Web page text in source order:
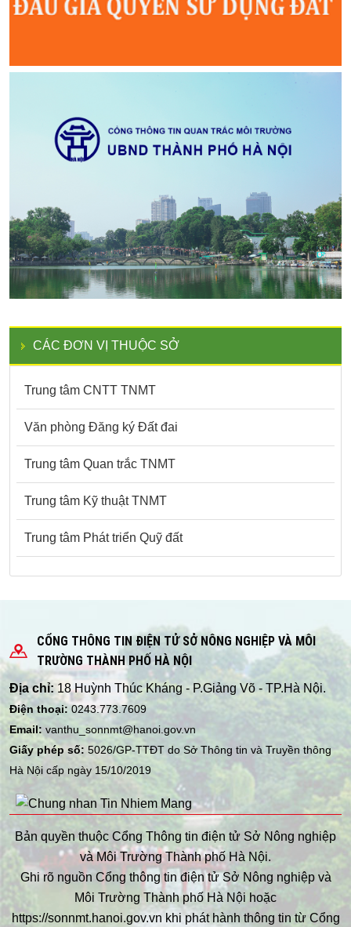
CÁC ĐƠN VỊ THUỘC SỞ
Trung tâm CNTT TNMT
Văn phòng Đăng ký Đất đai
Trung tâm Quan trắc TNMT
Trung tâm Kỹ thuật TNMT
Trung tâm Phát triển Quỹ đất
CỔNG THÔNG TIN ĐIỆN TỬ SỞ NÔNG NGHIỆP VÀ MÔI
TRƯỜNG THÀNH PHỐ HÀ NỘI
Địa chỉ: 18 Huỳnh Thúc Kháng - P.Giảng Võ - TP.Hà Nội.
Điện thoại: 0243.773.7609
Email: vanthu_sonnmt@hanoi.gov.vn
Giấy phép số: 5026/GP-TTĐT do Sở Thông tin và Truyền thông
Hà Nội cấp ngày 15/10/2019
Bản quyền thuộc Cổng Thông tin điện tử Sở Nông nghiệp
và Môi Trường Thành phố Hà Nội.
Ghi rõ nguồn Cổng thông tin điện tử Sở Nông nghiệp và
Môi Trường Thành phố Hà Nội hoặc
https://sonnmt.hanoi.gov.vn khi phát hành thông tin từ Cổng